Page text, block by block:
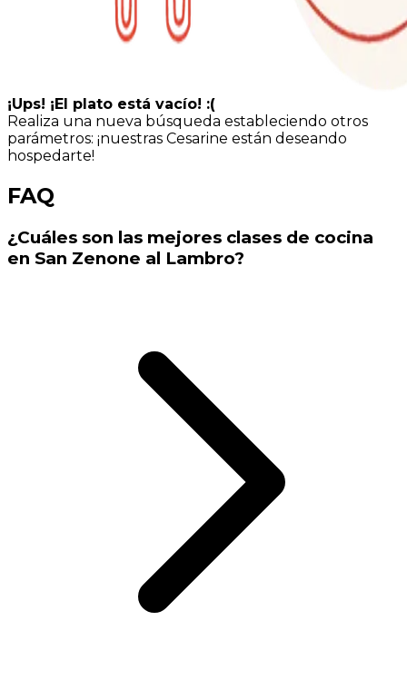
¡Ups! ¡El plato está vacío! :(
Realiza una nueva búsqueda estableciendo otros
parámetros: ¡nuestras Cesarine están deseando
hospedarte!
FAQ
¿Cuáles son las mejores clases de cocina
en San Zenone al Lambro?